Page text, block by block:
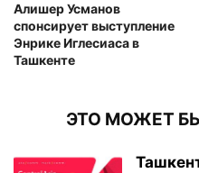
Алишер Усманов
спонсирует выступление
Энрике Иглесиаса в
Ташкенте
ЭТО МОЖЕТ